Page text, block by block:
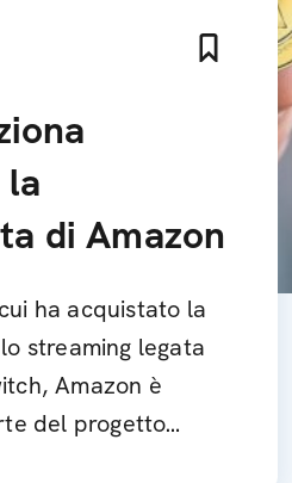
la
di Amazon
ha acquistato la
streaming legata
Amazon è
del progetto